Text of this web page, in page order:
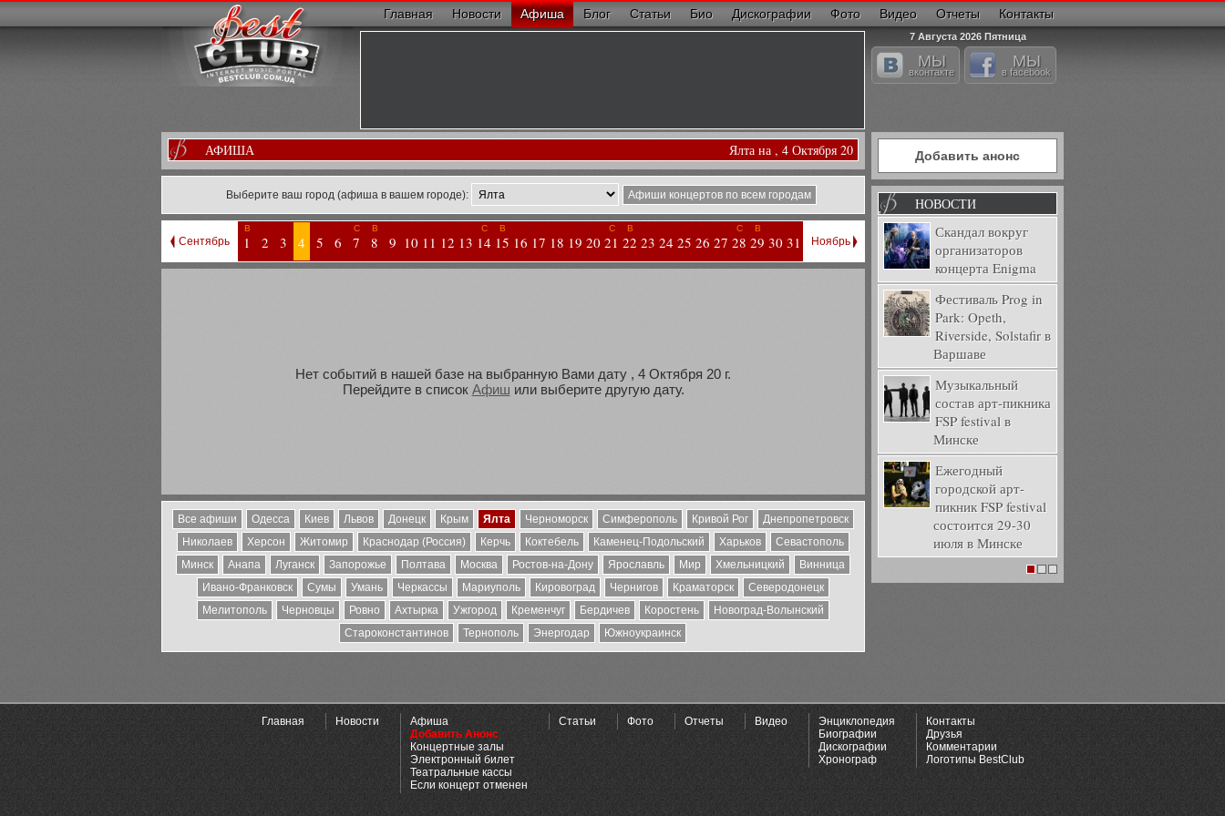
Главная Новости Афиша Блог Статьи Био Дискографии Фото Видео Отчеты Контакты
7 Августа 2026 Пятница
МЫ
вконтакте
МЫ
в facebook
АФИША Ялта на , 4 Октября 20
Выберите ваш город (афиша в вашем городе): Афиши концертов по всем городам
Сентябрь
В
1 2 3 4 5 6
С
7
В
8 9 10 11 12 13
С
14
В
15 16 17 18 19 20
С
21
В
22 23 24 25 26 27
С
28
В
29 30 31 Ноябрь
Нет событий в нашей базе на выбранную Вами дату , 4 Октября 20 г.
Перейдите в список Афиш или выберите другую дату.
Все афиши Одесса Киев Львов Донецк Крым Ялта Черноморск Симферополь Кривой Рог
Днепропетровск
Николаев
Херсон Житомир Краснодар (Россия) Керчь Коктебель Каменец-Подольский Харьков
Севастополь
Минск
Анапа Луганск Запорожье Полтава Москва Ростов-на-Дону Ярославль Мир Хмельницкий
Винница
Ивано-Франковск
Сумы Умань Черкассы Мариуполь Кировоград Чернигов Краматорск
Северодонецк
Мелитополь
Черновцы Ровно Ахтырка Ужгород Кременчуг Бердичев Коростень
Новоград-Волынский
Староконстантинов
Тернополь Энергодар Южноукраинск
Добавить анонс
НОВОСТИ
Скандал вокруг
организаторов
концерта Enigma
Фестиваль Prog in
Park: Opeth,
Riverside, Solstafir в
Варшаве
Музыкальный
состав арт-пикника
FSP festival в
Минске
Ежегодный
городской арт-
пикник FSP festival
состоится 29-30
июля в Минске
Главная Новости
Афиша
Добавить Анонс
Концертные залы
Электронный билет
Театральные кассы
Если концерт отменен
Статьи Фото Отчеты Видео
Энциклопедия
Биографии
Дискографии
Хронограф
Контакты
Друзья
Комментарии
Логотипы BestClub